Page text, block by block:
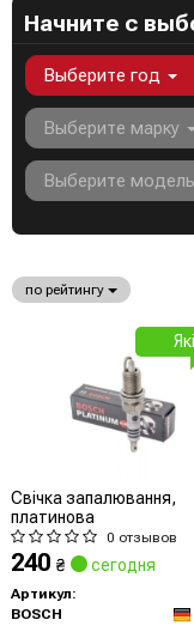
Начните с
Выберите год
Выберите марку
Выберите модель
по рейтингу
Свічка запалювання,
платинова
0 отзывов
240 ₴ сегодня
Артикул:
BOSCH